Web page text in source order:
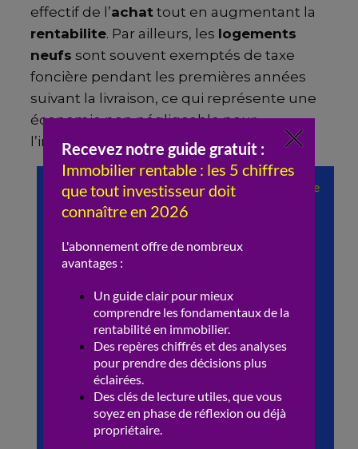
effectif de l’achat tout en augmentant la
rentabilite. Par ailleurs, les logements
neufs sont souvent exemptés de taxe
foncière pendant les premières années
suivant la livraison, ce qui représente une
économie non négligeable pour
l’investisseur.